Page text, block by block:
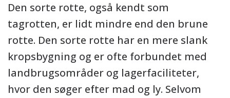
Den sorte rotte, også kendt som
tagrotten, er lidt mindre end den brune
rotte. Den sorte rotte har en mere slank
kropsbygning og er ofte forbundet med
landbrugsområder og lagerfaciliteter,
hvor den søger efter mad og ly. Selvom